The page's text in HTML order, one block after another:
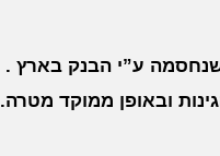
שנחסמה ע”י הבנק בארץ .
ובאופן ממוקד מטרה.